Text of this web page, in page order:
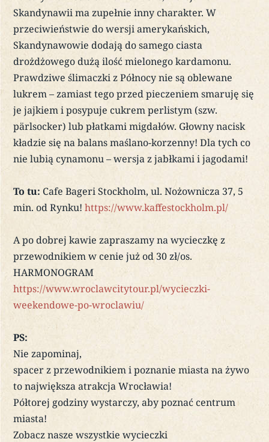
Skandynawii ma zupełnie inny charakter. W
przeciwieństwie do wersji amerykańskich,
Skandynawowie dodają do samego ciasta
drożdżowego dużą ilość mielonego kardamonu.
Prawdziwe ślimaczki z Północy nie są oblewane
lukrem – zamiast tego przed pieczeniem smaruję się
je jajkiem i posypuje cukrem perlistym (szw.
pärlsocker) lub płatkami migdałów. Głowny nacisk
kładzie się na balans maślano-korzenny! Dla tych co
nie lubią cynamonu – wersja z jabłkami i jagodami!
To tu: Cafe Bageri Stockholm, ul. Nożownicza 37, 5
min. od Rynku!https://www.kaffestockholm.pl/
A po dobrej kawie zapraszamy na wycieczkę z
przewodnikiem w cenie już od 30 zł/os.
HARMONOGRAM
https://www.wroclawcitytour.pl/wycieczki-
weekendowe-po-wroclawiu/
PS:
Nie zapominaj,
spacer z przewodnikiem i poznanie miasta na żywo
to największa atrakcja Wrocławia!
Półtorej godziny wystarczy, aby poznać centrum
miasta!
Zobacz nasze wszystkie wycieczki